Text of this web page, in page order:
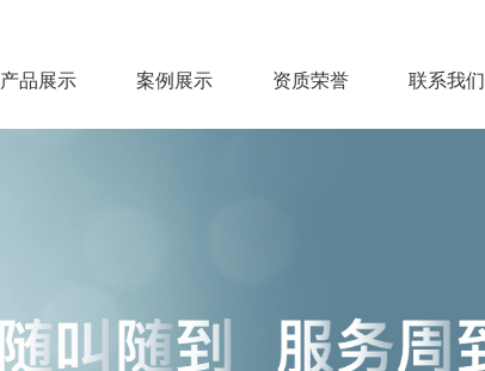
产品展示 案例展示 资质荣誉 联系我们